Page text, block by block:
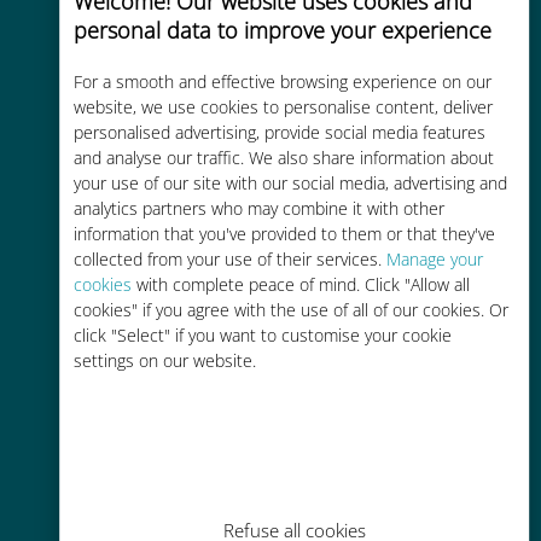
personal data to improve your experience
For a smooth and effective browsing experience on our
website, we use cookies to personalise content, deliver
personalised advertising, provide social media features
and analyse our traffic. We also share information about
your use of our site with our social media, advertising and
analytics partners who may combine it with other
information that you've provided to them or that they've
collected from your use of their services. Manage your
cookies with complete peace of mind. Click "Allow all
cookies" if you agree with the use of all of our cookies. Or
click "Select" if you want to customise your cookie
settings on our website.
Refuse all cookies
Custo-benefício
Até 90% mais barato do que as
tarifas de roaming de sua
operadora atual
Fácil recarga
Em qualquer lugar por meio do